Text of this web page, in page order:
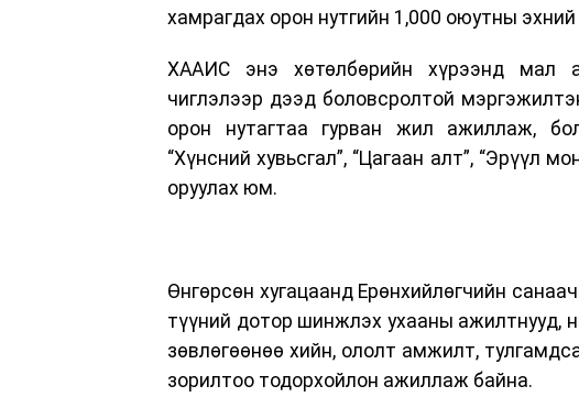
хамрагдах орон нутгийн 1,000 оюутны
ХААИС энэ хөтөлбөрийн хүрээнд мал
чиглэлээр дээд боловсролтой
орон нутагтаа гурван жил ажиллаж,
“Хүнсний хувьсгал”, “Цагаан алт”, “Эрүүл
оруулах юм.
Өнгөрсөн хугацаанд Ерөнхийлөгчийн
түүний дотор шинжлэх ухааны ажилтнууд,
зөвлөгөөнөө хийн, ололт амжилт,
зорилтоо тодорхойлон ажиллаж байна.